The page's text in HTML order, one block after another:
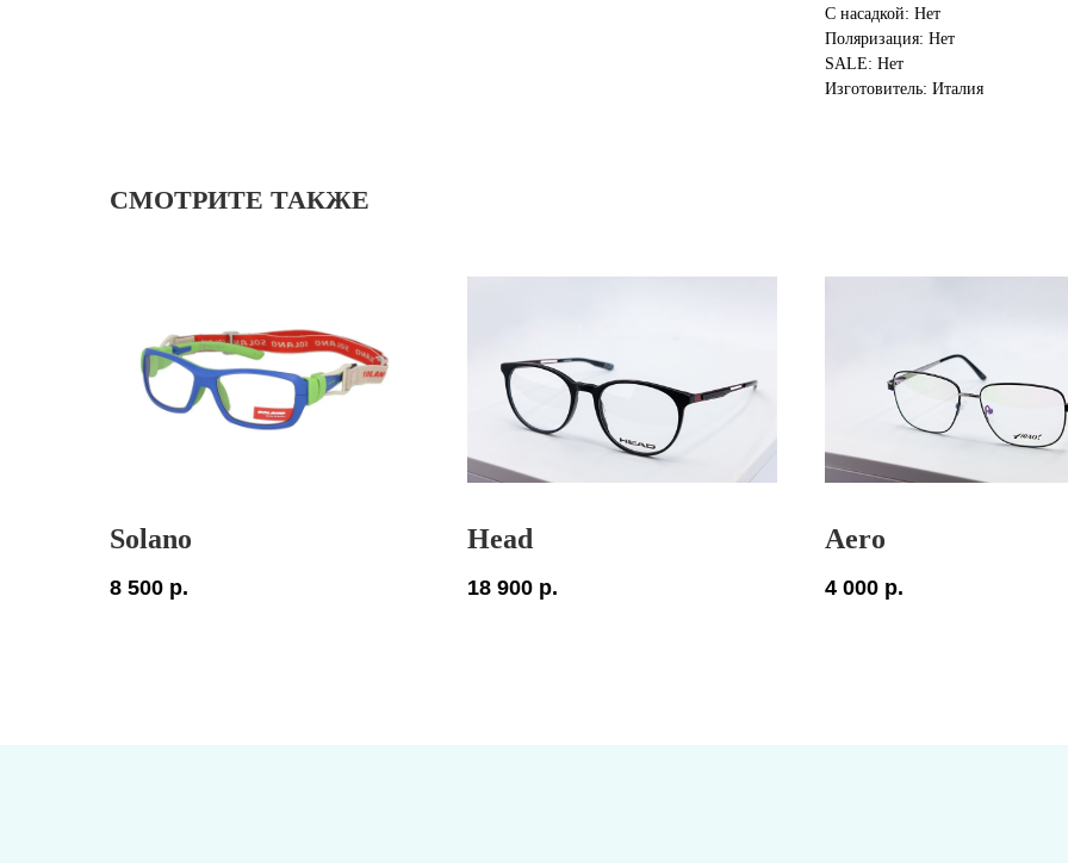
С насадкой: Нет
Поляризация: Нет
SALE: Нет
Изготовитель: Италия
СМОТРИТЕ ТАКЖЕ
Solano
8 500 р.
Head
18 900 р.
Aero
4 000 р.